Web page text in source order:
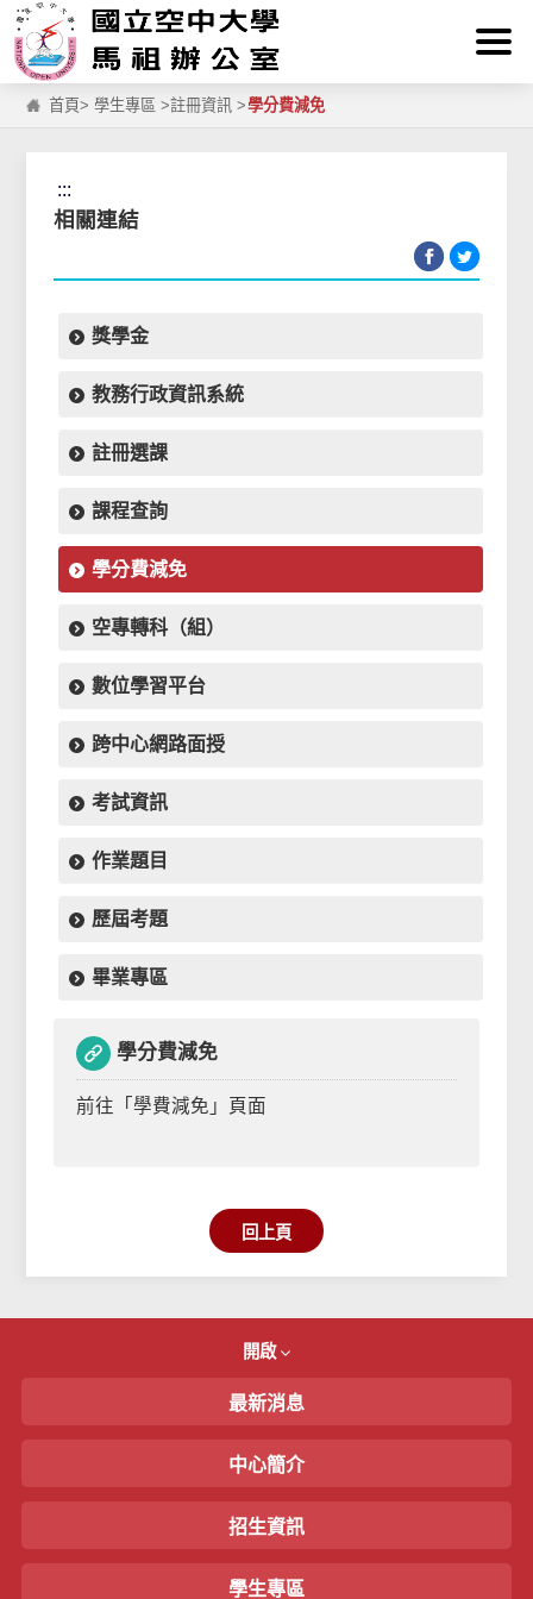
跳到主要內容區塊
:::
首頁>學生專區 >註冊資訊 >學分費減免
:::
相關連結
獎學金
教務行政資訊系統
註冊選課
課程查詢
學分費減免
空專轉科（組）
數位學習平台
跨中心網路面授
考試資訊
作業題目
歷屆考題
畢業專區
學分費減免
前往「學費減免」頁面
回上頁
開啟
最新消息
中心簡介
招生資訊
學生專區